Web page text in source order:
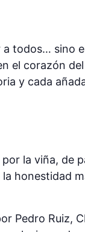
a todos… sino
el corazón
y cada
la viña, de
honestidad
Pedro Ruiz,